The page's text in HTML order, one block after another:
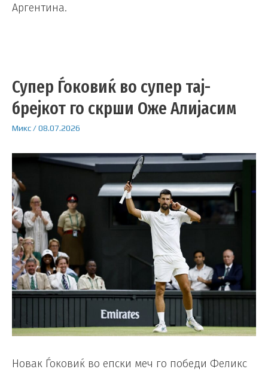
Аргентина.
Супер Ѓоковиќ во супер тај-
брејкот го скрши Оже Алијасим
Микс/08.07.2026
Новак Ѓоковиќ во епски меч го победи Феликс